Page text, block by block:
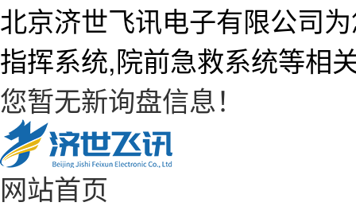
北京济世飞讯电子有限公司
指挥系统,院前急救系统等相
您暂无新询盘信息！
网站首页